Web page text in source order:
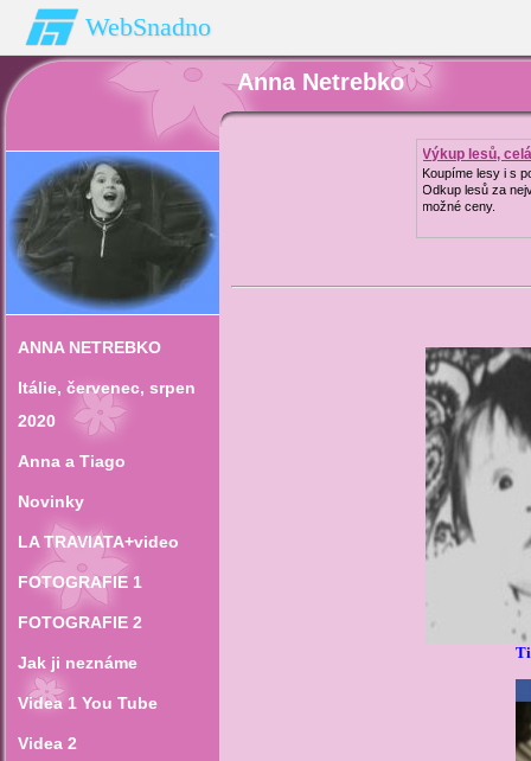
WebSnadno
Anna Netrebko
ANNA NETREBKO
Itálie‚ červenec‚ srpen
2020
Anna a Tiago
Novinky
LA TRAVIATA+video
FOTOGRAFIE 1
FOTOGRAFIE 2
Jak ji neznáme
Videa 1 You Tube
Videa 2
Výkup lesů,
Koupíme lesy i s
Odkup lesů za
možné ceny.